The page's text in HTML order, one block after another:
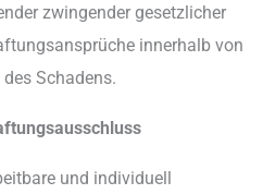
zwingender gesetzlicher
innerhalb von
Schadens.
und individuell